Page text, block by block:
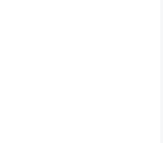
г/мл}
г/мл}